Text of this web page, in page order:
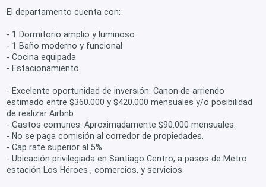
El departamento cuenta con:
- 1 Dormitorio amplio y luminoso
- 1 Baño moderno y funcional
- Cocina equipada
- Estacionamiento
- Excelente oportunidad de inversión: Canon de arriendo
estimado entre $360.000 y $420.000 mensuales y/o posibilidad
de realizar Airbnb
- Gastos comunes: Aproximadamente $90.000 mensuales.
- No se paga comisión al corredor de propiedades.
- Cap rate superior al 5%.
- Ubicación privilegiada en Santiago Centro, a pasos de Metro
estación Los Héroes , comercios, y servicios.